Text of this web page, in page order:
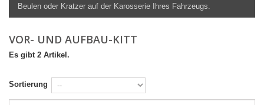
Beulen oder Kratzer auf der Karosserie Ihres Fahrzeugs.
VOR- UND AUFBAU-KITT
Es gibt 2 Artikel.
Sortierung